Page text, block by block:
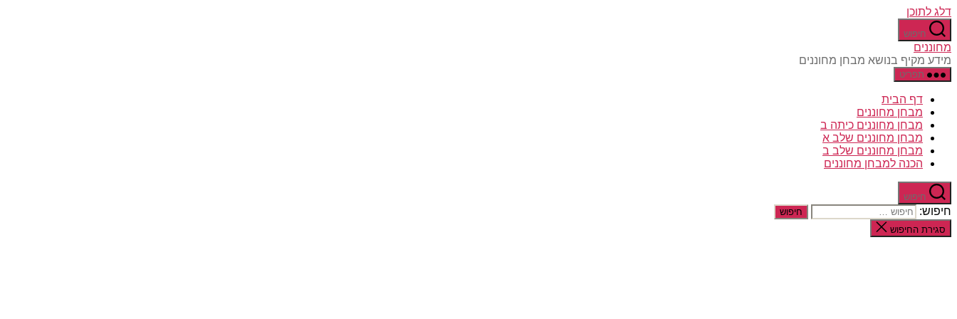
דלג לתוכן
חיפוש
מחוננים
מידע מקיף בנושא מבחן מחוננים
תפריט
דף הבית
מבחן מחוננים
מבחן מחוננים כיתה ב
מבחן מחוננים שלב א
מבחן מחוננים שלב ב
הכנה למבחן מחוננים
חיפוש
חיפוש:
סגירת החיפוש